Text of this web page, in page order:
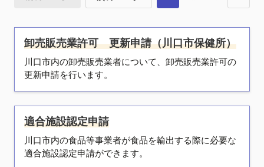
卸売販売業許可 更新申請（川口市保健所）
川口市内の卸売販売業者について、卸売販売業許可の
更新申請を行います。
適合施設認定申請
川口市内の食品等事業者が食品を輸出する際に必要な
適合施設認定申請ができます。